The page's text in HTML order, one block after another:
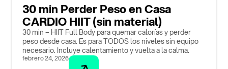
30 min Perder Peso en Casa
CARDIO HIIT (sin material)
30 min – HIIT Full Body para quemar calorías y perder
peso desde casa. Es para TODOS los niveles sin equipo
necesario. Incluye calentamiento y vuelta a la calma.
febrero 24, 2026